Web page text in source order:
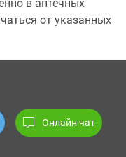
в аптечных
от указанных
Онлайн чат